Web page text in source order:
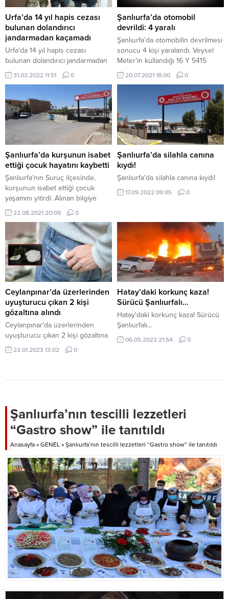
Urfa’da 14 yıl hapis cezası
bulunan dolandırıcı
jandarmadan kaçamadı
Urfa'da 14 yıl hapis cezası
bulunan dolandırıcı jandarmadan
kaçamadı
31.03.2022 11:51 0
Şanlıurfa’da otomobil
devrildi: 4 yaralı
Şanlıurfa’da otomobilin devrilmesi
sonucu 4 kişi yaralandı. Veysel
Meter’in kullandığı 16 Y 5415
plakalı otomobil, Şanlıurfa-
Gaziantep kara yolunun 30.
kilometresinde devrildi. Kazada
sürücü Meter ile araçta bulunan
Abdullah Soran Muhammed,
Ameera Rasheed Solaph, Soran
Mohammed Rashid yaralandı.
Yaralılar, 112 Acil Servis
ekiplerince Balıklıgöl Devlet
Hastanesine kaldırıldı.
HABERLER Urfa, iş
cinayetlerinde ölen...
20.07.2021 18:00 0
Şanlıurfa’da kurşunun isabet
ettiği çocuk hayatını kaybetti
Şanlıurfa’nın Suruç ilçesinde,
kurşunun isabet ettiği çocuk
yaşamını yitirdi. Alınan bilgiye
göre, Yaylatepe Mahallesi’ndeki
evlerinin bahçesinde fıstık
toplayan 8 yaşındaki Mert Yıldırım
nereden ateşlendiği
belirlenemeyen kurşunla ağır
yaralandı. Ailesi tarafından Suruç
Devlet Hastanesine götürülen
Yıldırım, müdahaleye rağmen
kurtarılamadı. Jandarma
ekiplerinin olayla ilgili
soruşturması sürüyor.
HABERLER Şanlıurfa'da elektrik
akımına kapılan çocuk...
22.08.2021 20:09 0
Şanlıurfa’da silahla canına
kıydı!
Şanlıurfa'da silahla canına kıydı!
17.09.2022 09:05 0
Ceylanpınar’da üzerlerinden
uyuşturucu çıkan 2 kişi
gözaltına alındı
Ceylanpınar'da üzerlerinden
uyuşturucu çıkan 2 kişi gözaltına
alındı23.01.2023 13:02 0
Hatay’daki korkunç kaza!
Sürücü Şanlıurfalı…
Hatay'daki korkunç kaza! Sürücü
Şanlıurfalı...
06.05.2023 21:54 0
Şanlıurfa’nın tescilli lezzetleri
“Gastro show” ile tanıtıldı
Anasayfa » GENEL » Şanlıurfa’nın tescilli lezzetleri “Gastro show” ile tanıtıldı